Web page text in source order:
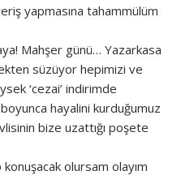
yapmasına tahammülüm
Mahşer günü… Yazarkasa
süzüyor hepimizi ve
‘cezai’ indirimde
hayalini kurduğumuz
bize uzattığı poşete
olursam olayım